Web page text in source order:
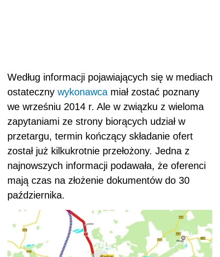
Według informacji pojawiających się w mediach
ostateczny wykonawca miał zostać poznany
we wrześniu 2014 r. Ale w związku z wieloma
zapytaniami ze strony biorących udział w
przetargu, termin kończący składanie ofert
został już kilkukrotnie przełożony. Jedna z
najnowszych informacji podawała, że oferenci
mają czas na złożenie dokumentów do 30
października.